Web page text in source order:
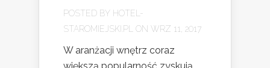
POSTED BY HOTEL-
STAROMIEJSKI.PL
ON WRZ 11, 2017
W aranżacji wnętrz coraz
większą popularność zyskują